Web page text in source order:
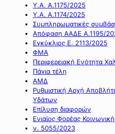
Υ.Α. Α.1175/2025
Υ.Α. Α.1174/2025
Συμπληρωματικές
Απόφαση ΑΑΔΕ Α.1195/
Εγκύκλιος Ε. 2113/2025
ΦΜΑ
Περιφερειακή Ενότητα
Πάγια τέλη
ΑΜΔ
Ρυθμιστική Αρχή
Υδάτων
Επίλυση διαφορών
Ενιαίος Φορέας
ν. 5055/2023